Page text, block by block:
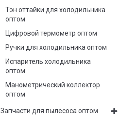
Тэн оттайки для холодильника
оптом
Цифровой термометр оптом
Ручки для холодильника оптом
Испаритель холодильника
оптом
Манометрический коллектор
оптом
Запчасти для пылесоса оптом